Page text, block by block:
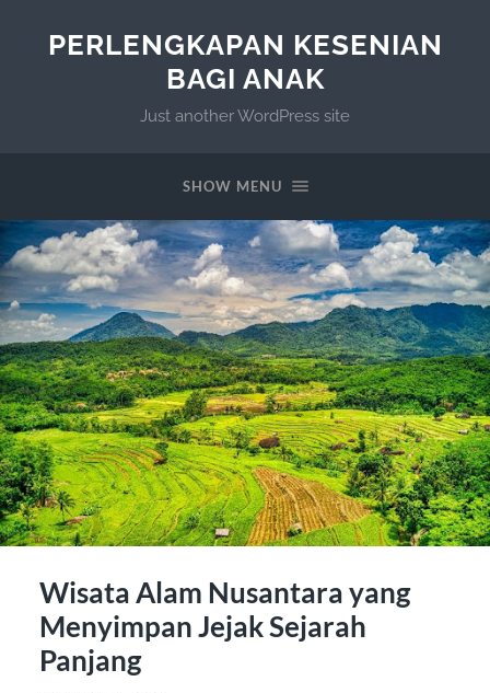
PERLENGKAPAN KESENIAN
BAGI ANAK
Just another WordPress site
SHOW MENU
Wisata Alam Nusantara yang
Menyimpan Jejak Sejarah
Panjang